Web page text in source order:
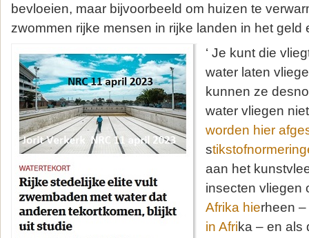
bevloeien, maar bijvoorbeeld om huizen te
zwommen rijke mensen in rijke landen in het geld
‘ Je kunt die
water laten
kunnen ze
water vliegen
worden hier
s
aan het
insecten vliegen
Afrika hierheen
in Afrika – en als